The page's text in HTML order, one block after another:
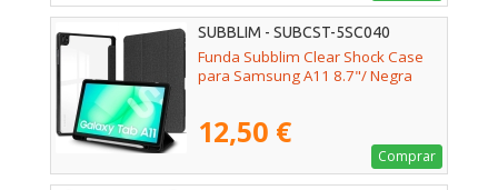
SUBBLIM - SUBCST-5SC040
Funda Subblim Clear Shock Case
para Samsung A11 8.7"/ Negra
12,50 €
Comprar